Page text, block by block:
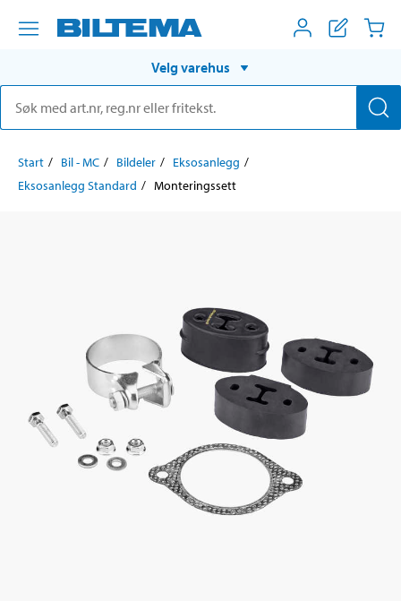
Velg varehus
Start Bil - MC Bildeler
Eksosanlegg
Eksosanlegg Standard
Monteringssett